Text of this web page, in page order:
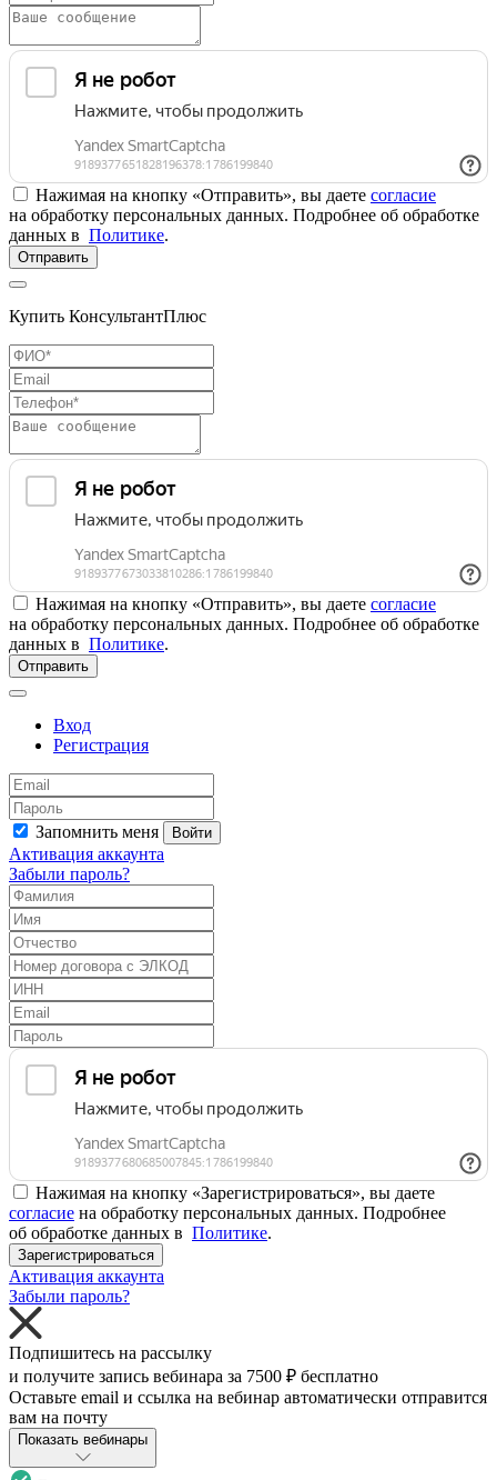
Нажимая на кнопку «Отправить», вы даете согласие
на обработку персональных данных. Подробнее об обработке
данных в Политике.
Отправить
Купить КонсультантПлюс
Нажимая на кнопку «Отправить», вы даете согласие
на обработку персональных данных. Подробнее об обработке
данных в Политике.
Отправить
Вход
Регистрация
Запомнить меня Войти
Активация аккаунта
Забыли пароль?
Нажимая на кнопку «Зарегистрироваться», вы даете
согласие на обработку персональных данных. Подробнее
об обработке данных в Политике.
Зарегистрироваться
Активация аккаунта
Забыли пароль?
Подпишитесь на рассылку
и получите запись вебинара за 7500 ₽ бесплатно
Оставьте email и ссылка на вебинар автоматически отправится
вам на почту
Показать вебинары